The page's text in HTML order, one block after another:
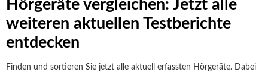
Hörgeräte vergleichen: Jetzt alle
weiteren aktuellen Testberichte
entdecken
Finden und sortieren Sie jetzt alle aktuell erfassten Hörgeräte. Dabei